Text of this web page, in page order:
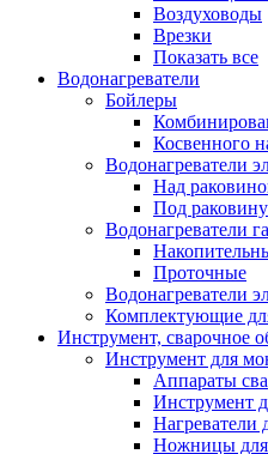
Воздуховоды
Врезки
Показать все
Водонагреватели
Бойлеры
Косвенного
Водонагреватели
Над
Под раковину
Водонагреватели
Проточные
Водонагреватели
Комплектующие
Инструмент, сварочное
Инструмент для
Аппараты
Инструмент
Нагреватели
Ножницы для